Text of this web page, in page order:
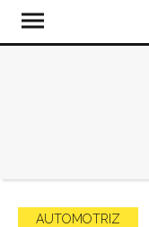
AUTOMOTRIZ